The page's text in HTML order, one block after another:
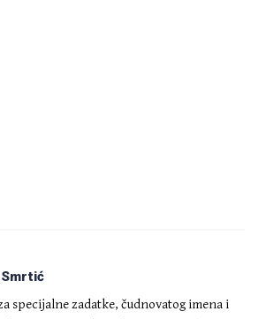
specijalne zadatke, čudnovatog imena i